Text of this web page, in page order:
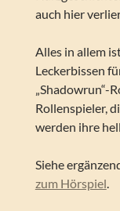
auch hier
Alles in allem
Leckerbissen
„Shadowrun“-
Rollenspieler,
werden ihre
Siehe
zum Hörspiel.